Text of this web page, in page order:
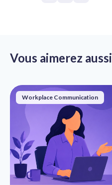
Vous aimerez aussi
Workplace Communication